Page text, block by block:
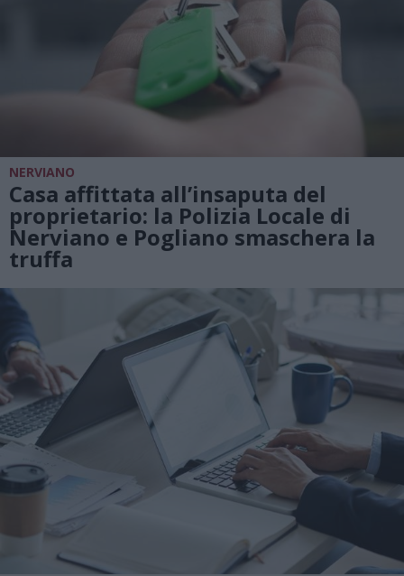
NERVIANO
Casa affittata all’insaputa del
proprietario: la Polizia Locale di
Nerviano e Pogliano smaschera la
truffa